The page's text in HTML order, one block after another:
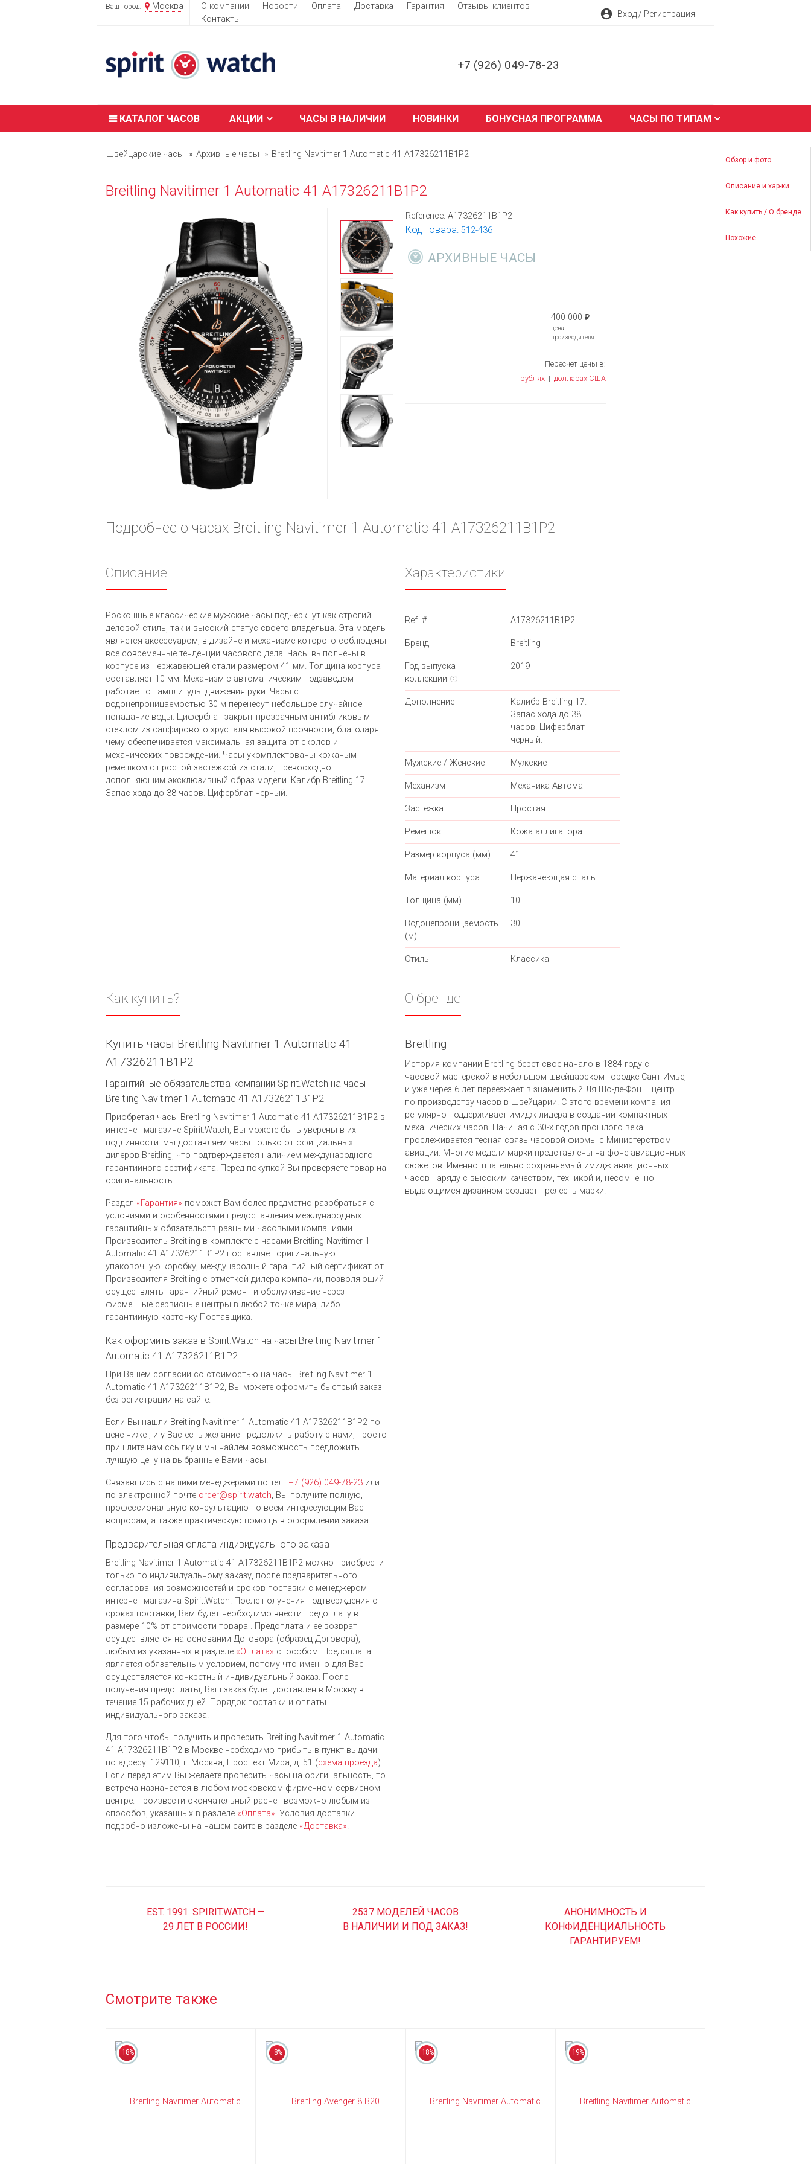
Ваш город: Москва О компании Новости Оплата Доставка Гарантия
Отзывы клиентов
Контакты
account_circle Вход / Регистрация
+7 (926) 049-78-23
КАТАЛОГ ЧАСОВ АКЦИИ ЧАСЫ В НАЛИЧИИ НОВИНКИ БОНУСНАЯ ПРОГРАММА ЧАСЫ ПО ТИПАМ
Обзор и фото
Описание и хар-ки
Как купить / О бренде
Похожие
Швейцарские часы Архивные часы Breitling Navitimer 1 Automatic 41 A17326211B1P2
Breitling Navitimer 1 Automatic 41 A17326211B1P2
Reference: A17326211B1P2
Код товара: 512-436
АРХИВНЫЕ ЧАСЫ
400 000₽
цена
производителя
Пересчет цены в:
рублях | долларах США
Подробнее о часах Breitling Navitimer 1 Automatic 41 A17326211B1P2
Описание
Роскошные классические мужские часы подчеркнут как строгий
деловой стиль, так и высокий статус своего владельца. Эта модель
является аксессуаром, в дизайне и механизме которого соблюдены
все современные тенденции часового дела. Часы выполнены в
корпусе из нержавеющей стали размером 41 мм. Толщина корпуса
составляет 10 мм. Механизм с автоматическим подзаводом
работает от амплитуды движения руки. Часы с
водонепроницаемостью 30 м перенесут небольшое случайное
попадание воды. Циферблат закрыт прозрачным антибликовым
стеклом из сапфирового хрусталя высокой прочности, благодаря
чему обеспечивается максимальная защита от сколов и
механических повреждений. Часы укомплектованы кожаным
ремешком с простой застежкой из стали, превосходно
дополняющим эксклюзивный образ модели. Калибр Breitling 17.
Запас хода до 38 часов. Циферблат черный.
Характеристики
Ref. # A17326211B1P2
Бренд Breitling
Год выпуска
коллекции
?
2019
Дополнение
Калибр Breitling 17.
Запас хода до 38
часов. Циферблат
черный.
Мужские / Женские Мужские
Механизм Механика Автомат
Застежка Простая
Ремешок Кожа аллигатора
Размер корпуса (мм) 41
Материал корпуса Нержавеющая сталь
Толщина (мм) 10
Водонепроницаемость
(м)
30
Стиль Классика
Как купить?
Купить часы Breitling Navitimer 1 Automatic 41
A17326211B1P2
Гарантийные обязательства компании Spirit.Watch на часы
Breitling Navitimer 1 Automatic 41 A17326211B1P2
Приобретая часы Breitling Navitimer 1 Automatic 41 A17326211B1P2 в
интернет-магазине Spirit.Watch, Вы можете быть уверены в их
подлинности: мы доставляем часы только от официальных
дилеров Breitling, что подтверждается наличием международного
гарантийного сертификата. Перед покупкой Вы проверяете товар на
оригинальность.
Раздел «Гарантия» поможет Вам более предметно разобраться с
условиями и особенностями предоставления международных
гарантийных обязательств разными часовыми компаниями.
Производитель Breitling в комплекте с часами Breitling Navitimer 1
Automatic 41 A17326211B1P2 поставляет оригинальную
упаковочную коробку, международный гарантийный сертификат от
Производителя Breitling c отметкой дилера компании, позволяющий
осуществлять гарантийный ремонт и обслуживание через
фирменные сервисные центры в любой точке мира, либо
гарантийную карточку Поставщика.
Как оформить заказ в Spirit.Watch на часы Breitling Navitimer 1
Automatic 41 A17326211B1P2
При Вашем согласии со стоимостью на часы Breitling Navitimer 1
Automatic 41 A17326211B1P2, Вы можете оформить быстрый заказ
без регистрации на сайте.
Если Вы нашли Breitling Navitimer 1 Automatic 41 A17326211B1P2 по
цене ниже , и у Вас есть желание продолжить работу с нами, просто
пришлите нам ссылку и мы найдем возможность предложить
лучшую цену на выбранные Вами часы.
Связавшись с нашими менеджерами по тел.: +7 (926) 049-78-23 или
по электронной почте order@spirit.watch, Вы получите полную,
профессиональную консультацию по всем интересующим Вас
вопросам, а также практическую помощь в оформлении заказа.
Предварительная оплата индивидуального заказа
Breitling Navitimer 1 Automatic 41 A17326211B1P2 можно приобрести
только по индивидуальному заказу, после предварительного
согласования возможностей и сроков поставки с менеджером
интернет-магазина Spirit.Watch. После получения подтверждения о
сроках поставки, Вам будет необходимо внести предоплату в
размере 10% от стоимости товара . Предоплата и ее возврат
осуществляется на основании Договора (образец Договора),
любым из указанных в разделе «Оплата» способом. Предоплата
является обязательным условием, потому что именно для Вас
осуществляется конкретный индивидуальный заказ. После
получения предоплаты, Ваш заказ будет доставлен в Москву в
течение 15 рабочих дней. Порядок поставки и оплаты
индивидуального заказа.
Для того чтобы получить и проверить Breitling Navitimer 1 Automatic
41 A17326211B1P2 в Москве необходимо прибыть в пункт выдачи
по адресу: 129110, г. Москва, Проспект Мира, д. 51 (схема проезда).
Если перед этим Вы желаете проверить часы на оригинальность, то
встреча назначается в любом московском фирменном сервисном
центре. Произвести окончательный расчет возможно любым из
cпособов, указанных в разделе «Оплата». Условия доставки
подробно изложены на нашем сайте в разделе «Доставка».
О бренде
Breitling
История компании Breitling берет свое начало в 1884 году с
часовой мастерской в небольшом швейцарском городке Сант-Имье,
и уже через 6 лет переезжает в знаменитый Ля Шо-де-Фон – центр
по производству часов в Швейцарии. С этого времени компания
регулярно поддерживает имидж лидера в создании компактных
механических часов. Начиная с 30-х годов прошлого века
прослеживается тесная связь часовой фирмы с Министерством
авиации. Многие модели марки представлены на фоне авиационных
сюжетов. Именно тщательно сохраняемый имидж авиационных
часов наряду с высоким качеством, техникой и, несомненно
выдающимся дизайном создает прелесть марки.
EST. 1991: SPIRIT.WATCH —
29 ЛЕТ В РОССИИ!
2537 МОДЕЛЕЙ ЧАСОВ
В НАЛИЧИИ И ПОД ЗАКАЗ!
АНОНИМНОСТЬ И
КОНФИДЕНЦИАЛЬНОСТЬ
ГАРАНТИРУЕМ!
Смотрите также
18% 8% 18% 19%